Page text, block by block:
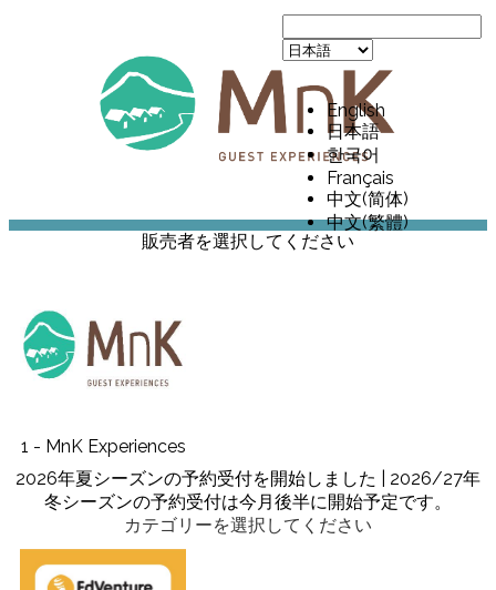
English
日本語
한국어
Français
中文(简体)
中文(繁體)
販売者を選択してください
1 - MnK Experiences
2026年夏シーズンの予約受付を開始しました | 2026/27年
冬シーズンの予約受付は今月後半に開始予定です。
カテゴリーを選択してください